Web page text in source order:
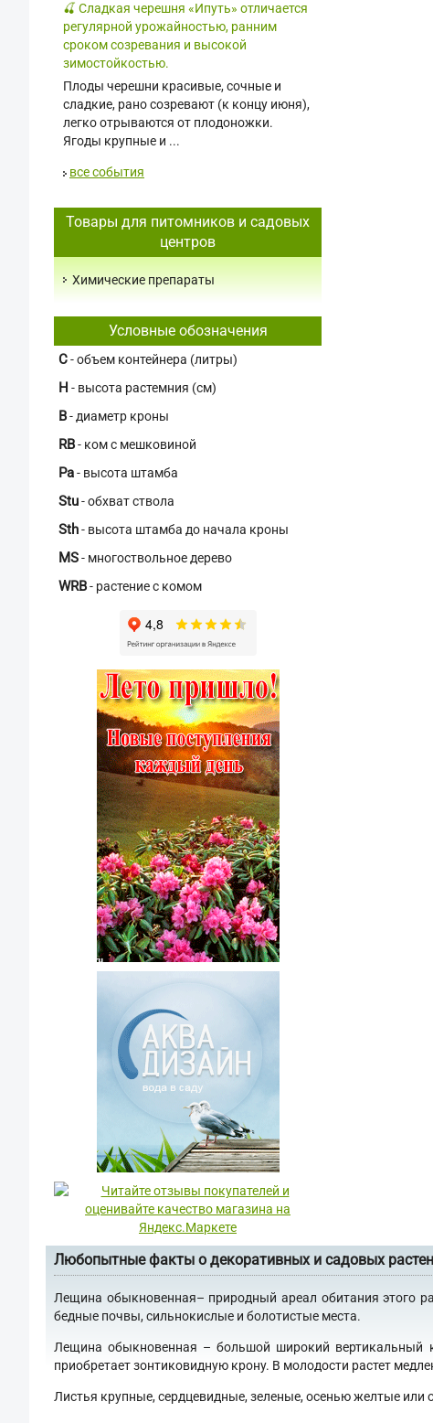
🍒 Сладкая черешня «Ипуть» отличается
регулярной урожайностью, ранним
сроком созревания и высокой
зимостойкостью.
Плоды черешни красивые, сочные и
сладкие, рано созревают (к концу июня),
легко отрываются от плодоножки.
Ягоды крупные и ...
все события
Товары для питомников и садовых
центров
Химические препараты
Условные обозначения
C- объем контейнера (литры)
H - высота растемния (см)
В- диаметр кроны
RB- ком с мешковиной
Pa- высота штамба
Stu- обхват ствола
Sth- высота штамба до начала кроны
MS- многоствольное дерево
WRB- растение с комом
Любопытные факты о декоративных и садовых
Лещина обыкновенная– природный ареал обитания этого
бедные почвы, сильнокислые и болотистые места.
Лещина обыкновенная – большой широкий вертикальный
приобретает зонтиковидную крону. В молодости растет
Листья крупные, сердцевидные, зеленые, осенью желтые